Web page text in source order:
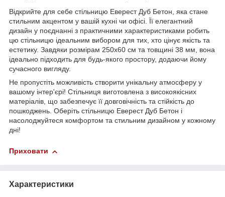
Відкрийте для себе стільницю Еверест Дуб Бетон, яка стане
стильним акцентом у вашій кухні чи офісі. Її елегантний
дизайн у поєднанні з практичними характеристиками робить
цю стільницю ідеальним вибором для тих, хто цінує якість та
естетику. Завдяки розмірам 250х60 см та товщині 38 мм, вона
ідеально підходить для будь-якого простору, додаючи йому
сучасного вигляду.
Не пропустіть можливість створити унікальну атмосферу у
вашому інтер'єрі! Стільниця виготовлена з високоякісних
матеріалів, що забезпечує її довговічність та стійкість до
пошкоджень. Оберіть стільницю Еверест Дуб Бетон і
насолоджуйтеся комфортом та стильним дизайном у кожному
дні!
Приховати
Характеристики